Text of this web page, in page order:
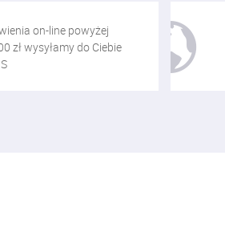
on-line powyżej
zł wysyłamy do Ciebie